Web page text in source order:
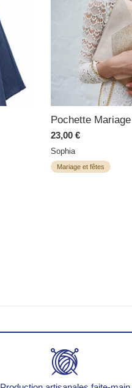
Pochette
23,00 €
Sophia
Mariage et fêtes